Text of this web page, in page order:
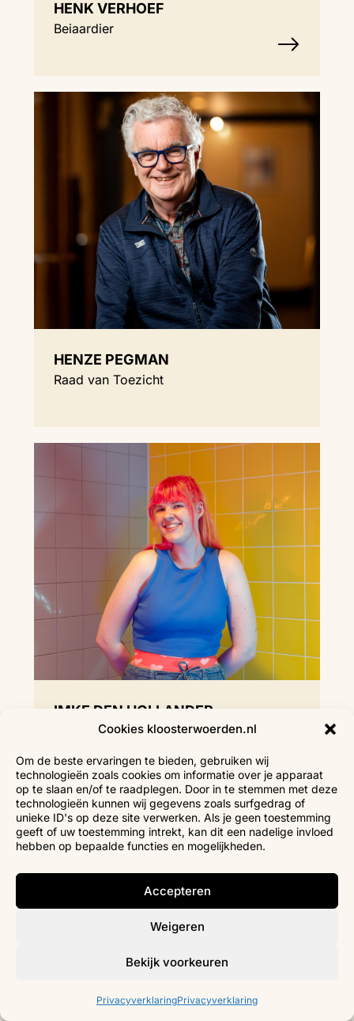
Cookies kloosterwoerden.nl
Om de beste ervaringen te bieden, gebruiken wij
technologieën zoals cookies om informatie over je apparaat
op te slaan en/of te raadplegen. Door in te stemmen met deze
technologieën kunnen wij gegevens zoals surfgedrag of
unieke ID's op deze site verwerken. Als je geen toestemming
geeft of uw toestemming intrekt, kan dit een nadelige invloed
hebben op bepaalde functies en mogelijkheden.
Accepteren
Weigeren
Bekijk voorkeuren
PrivacyverklaringPrivacyverklaring
HENK VERHOEF
Beiaardier
HENZE PEGMAN
Raad van Toezicht
IMKE DEN HOLLANDER
Docent Theater & Musical